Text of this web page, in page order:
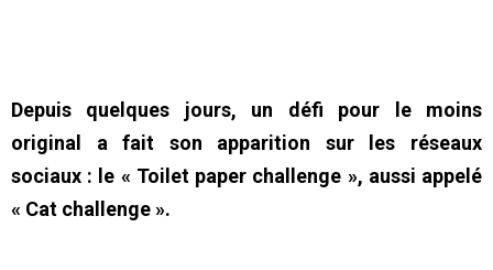
Depuis quelques jours, un défi pour le moins
original a fait son apparition sur les réseaux
sociaux : le « Toilet paper challenge », aussi appelé
« Cat challenge ».